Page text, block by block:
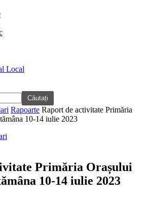
Local
Rapoarte Raport de activitate Primăria
10-14 iulie 2023
Primăria Orașului
10-14 iulie 2023